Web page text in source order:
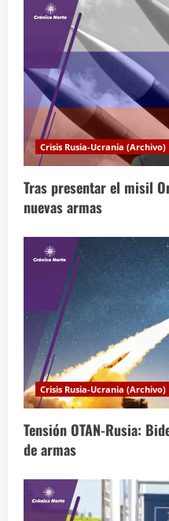
ó
n
d
e
e
n
a
d
a
s
Crisis Rusia-Ucrania (Archivo)
Tras presentar el misil
nuevas armas
Crisis Rusia-Ucrania (Archivo)
Tensión OTAN-Rusia:
de armas